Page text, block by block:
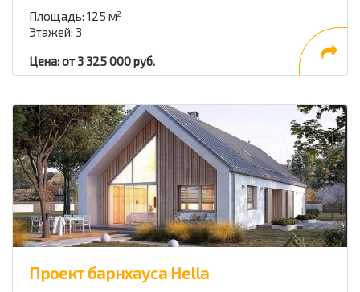
Площадь: 125 м2
Этажей: 3
Цена: от 3 325 000 руб.
Проект барнхауса Hella